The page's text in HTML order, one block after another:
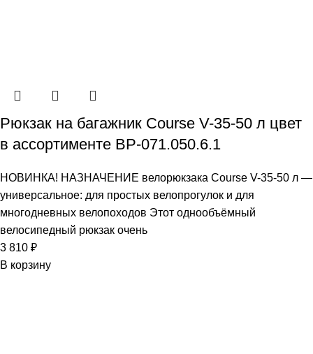
Рюкзак на багажник Course V-35-50 л цвет
в ассортименте ВР-071.050.6.1
НОВИНКА! НАЗНАЧЕНИЕ велорюкзака Course V-35-50 л —
универсальное: для простых велопрогулок и для
многодневных велопоходов Этот однообъёмный
велосипедный рюкзак очень
3 810 ₽
В корзину